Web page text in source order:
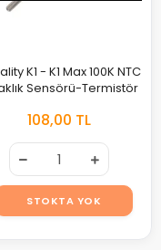
K1 - K1 Max 100K NTC
Sensörü-Termistör
108,00 TL
STOKTA YOK